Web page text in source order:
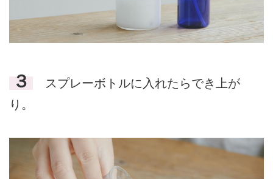
３
スプレーボトルに入れたらでき上が
り。